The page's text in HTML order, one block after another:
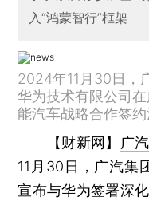
入“鸿蒙智行”框架
2024年11月30日，
华为技术有限公司
能汽车战略合作签
【财新网】
广汽
11月30日，广汽集
宣布与华为签署深